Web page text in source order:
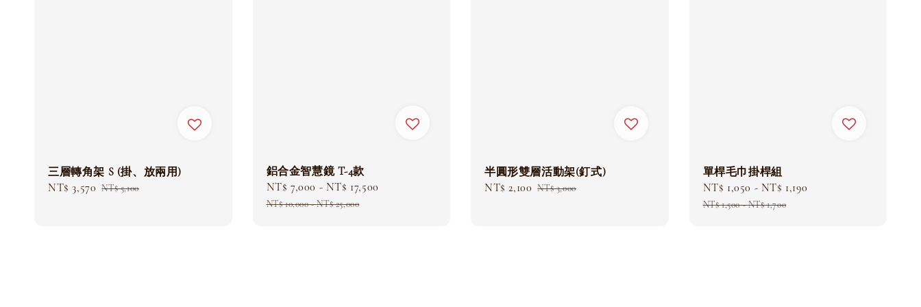
三層轉角架 S (掛、放兩用)
Sale
NT$ 3,570 Regular
NT$ 5,100
鋁合金智慧鏡 T-4款
Sale
price
NT$ 7,000 - NT$ 17,500
NT$ 10,000-NT$ 25,000
半圓形雙層活動架(釘式)
Sale
NT$ 2,100 Regular
NT$ 3,000
單桿毛巾掛桿組
Sale
price
NT$ 1,050 - NT$ 1,190
NT$ 1,500-NT$ 1,700